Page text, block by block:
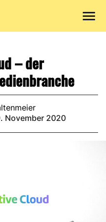
– der
November 2020